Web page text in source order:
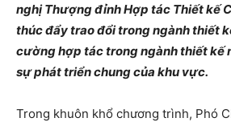
nghị Thượng đỉnh Hợp tác Thiết kế
thúc đẩy trao đổi trong ngành thiết
cường hợp tác trong ngành thiết kế
sự phát triển chung của khu vực.
Trong khuôn khổ chương trình, Phó